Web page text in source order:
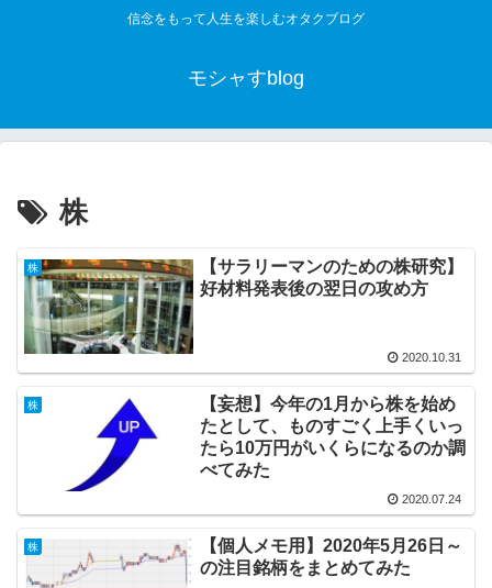
信念をもって人生を楽しむオタクブログ
モシャすblog
株
株
【サラリーマンのための株研究】
好材料発表後の翌日の攻め方
2020.10.31
株
【妄想】今年の1月から株を始め
たとして、ものすごく上手くいっ
たら10万円がいくらになるのか調
べてみた
2020.07.24
株
【個人メモ用】2020年5月26日～
の注目銘柄をまとめてみた